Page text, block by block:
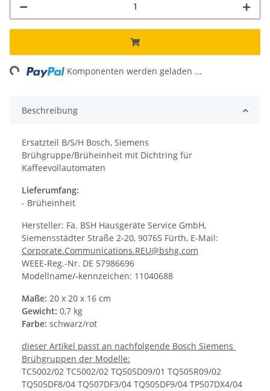
Komponenten werden geladen ...
Beschreibung
Ersatzteil B/S/H Bosch, Siemens
Brühgruppe/Brüheinheit mit Dichtring für
Kaffeevollautomaten
Lieferumfang:
- Brüheinheit
Hersteller: Fa. BSH Hausgeräte Service GmbH,
Siemensstädter Straße 2-20, 90765 Fürth, E-Mail:
Corporate.Communications.REU@bshg.com
WEEE-Reg.-Nr. DE 57986696
Modellname/-kennzeichen: 11040688
Maße: 20 x 20 x 16 cm
Gewicht: 0,7 kg
Farbe: schwarz/rot
dieser Artikel passt an nachfolgende Bosch Siemens
Brühgruppen der Modelle:
TC5002/02 TC5002/02 TQ505D09/01 TQ505R09/02
TQ505DF8/04 TQ507DF3/04 TQ505DF9/04 TP507DX4/04